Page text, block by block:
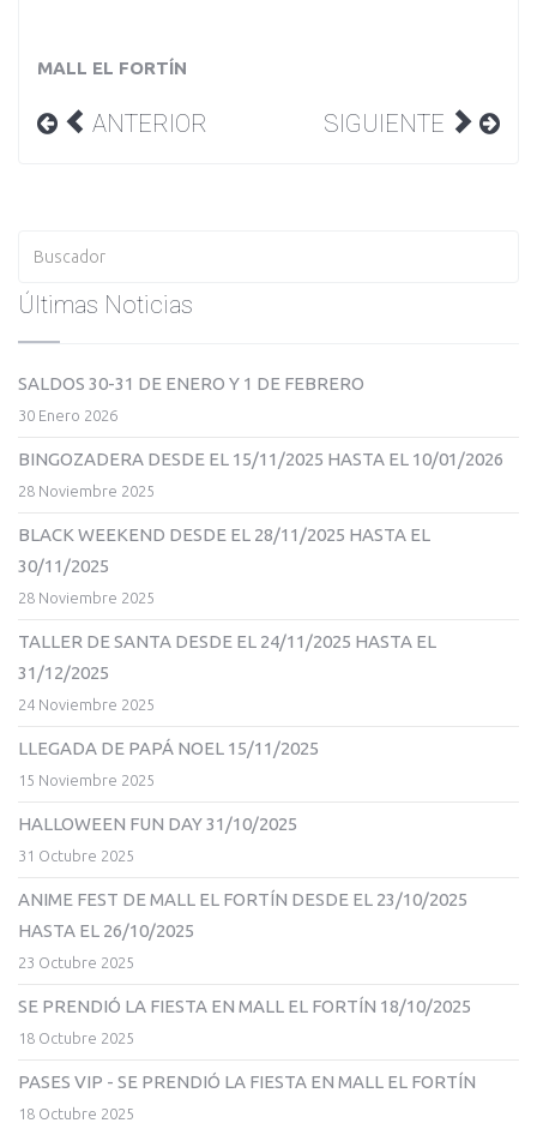
MALL EL FORTÍN
ANTERIOR SIGUIENTE
Últimas Noticias
SALDOS 30-31 DE ENERO Y 1 DE FEBRERO
30 Enero 2026
BINGOZADERA DESDE EL 15/11/2025 HASTA EL 10/01/2026
28 Noviembre 2025
BLACK WEEKEND DESDE EL 28/11/2025 HASTA EL
30/11/2025
28 Noviembre 2025
TALLER DE SANTA DESDE EL 24/11/2025 HASTA EL
31/12/2025
24 Noviembre 2025
LLEGADA DE PAPÁ NOEL 15/11/2025
15 Noviembre 2025
HALLOWEEN FUN DAY 31/10/2025
31 Octubre 2025
ANIME FEST DE MALL EL FORTÍN DESDE EL 23/10/2025
HASTA EL 26/10/2025
23 Octubre 2025
SE PRENDIÓ LA FIESTA EN MALL EL FORTÍN 18/10/2025
18 Octubre 2025
PASES VIP - SE PRENDIÓ LA FIESTA EN MALL EL FORTÍN
18 Octubre 2025